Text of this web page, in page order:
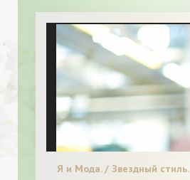
Я и Мода. / Звездный стиль.